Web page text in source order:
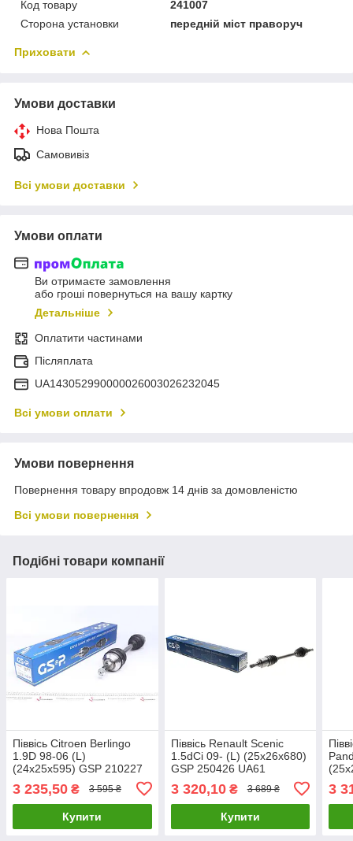
Код товару
241007
Сторона установки
передній міст праворуч
Приховати
Умови доставки
Нова Пошта
Самовивіз
Всі умови доставки
Умови оплати
Ви отримаєте замовлення
або гроші повернуться на вашу картку
Детальніше
Оплатити частинами
Післяплата
UA143052990000026003026232045
Всі умови оплати
Умови повернення
Повернення товару впродовж 14 днів за домовленістю
Всі умови повернення
Подібні товари компанії
Піввісь Citroen Berlingo
1.9D 98-06 (L)
(24x25x595) GSP 210227
3 235,50 ₴ 3 595 ₴
Купити
Піввісь Renault Scenic
1.5dCi 09- (L) (25x26x680)
GSP 250426 UA61
3 320,10₴ 3 689 ₴
Купити
3